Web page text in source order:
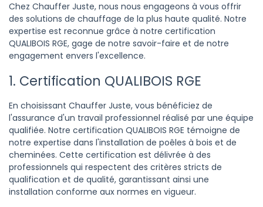
Chez Chauffer Juste, nous nous engageons à vous offrir
des solutions de chauffage de la plus haute qualité. Notre
expertise est reconnue grâce à notre certification
QUALIBOIS RGE, gage de notre savoir-faire et de notre
engagement envers l'excellence.
1. Certification QUALIBOIS RGE
En choisissant Chauffer Juste, vous bénéficiez de
l'assurance d'un travail professionnel réalisé par une équipe
qualifiée. Notre certification QUALIBOIS RGE témoigne de
notre expertise dans l'installation de poêles à bois et de
cheminées. Cette certification est délivrée à des
professionnels qui respectent des critères stricts de
qualification et de qualité, garantissant ainsi une
installation conforme aux normes en vigueur.